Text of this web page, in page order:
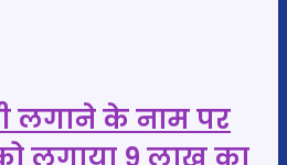
लगाने के नाम पर